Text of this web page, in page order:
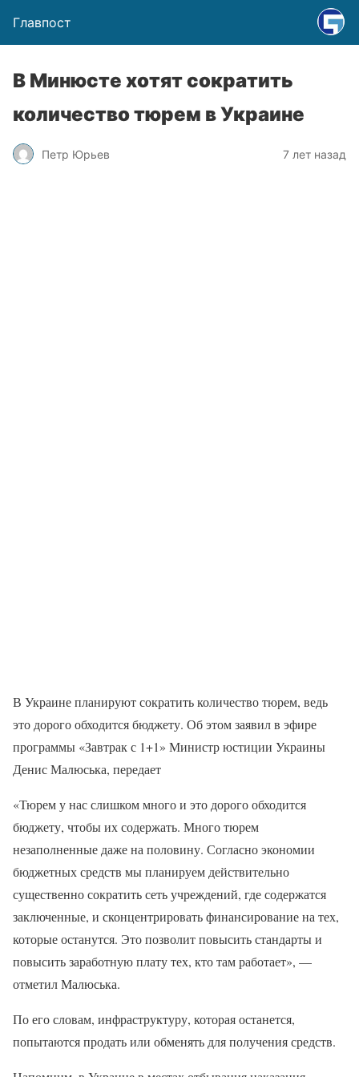
Главпост
В Минюсте хотят сократить
количество тюрем в Украине
Петр Юрьев 7 лет назад
В Украине планируют сократить количество тюрем, ведь
это дорого обходится бюджету. Об этом заявил в эфире
программы «Завтрак с 1+1» Министр юстиции Украины
Денис Малюська, передает
«Тюрем у нас слишком много и это дорого обходится
бюджету, чтобы их содержать. Много тюрем
незаполненные даже на половину. Согласно экономии
бюджетных средств мы планируем действительно
существенно сократить сеть учреждений, где содержатся
заключенные, и сконцентрировать финансирование на тех,
которые останутся. Это позволит повысить стандарты и
повысить заработную плату тех, кто там работает», —
отметил Малюська.
По его словам, инфраструктуру, которая останется,
попытаются продать или обменять для получения средств.